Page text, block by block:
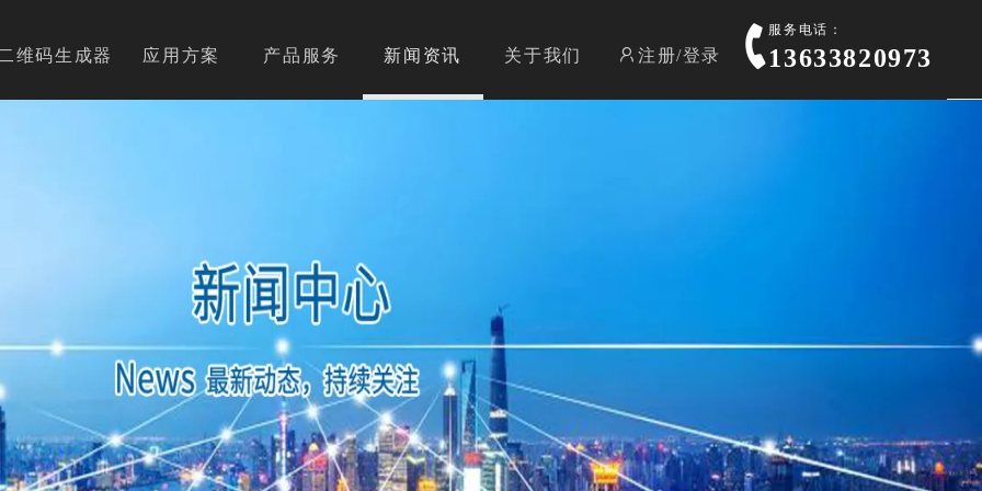
维码生成器 应用方案 产品服务 新闻资讯 关于我们 注册/登录
服务电话：
13633820973